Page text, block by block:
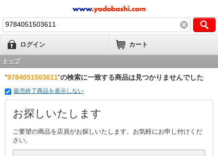
ログイン カート
トップ
"9784051503611"の検索に一致する商品は見つかりませんでした
販売終了商品を表示しない
お探しいたします
ご要望の商品を店員がお探しいたします。お気軽にお申し付けくだ
さい。